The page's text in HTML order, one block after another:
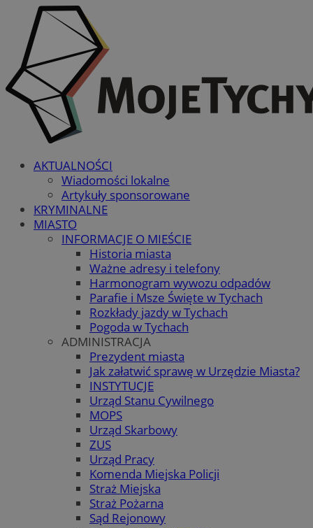
AKTUALNOŚCI
Wiadomości lokalne
Artykuły sponsorowane
KRYMINALNE
MIASTO
INFORMACJE O MIEŚCIE
Historia miasta
Ważne adresy i telefony
Harmonogram wywozu odpadów
Parafie i Msze Święte w Tychach
Rozkłady jazdy w Tychach
Pogoda w Tychach
ADMINISTRACJA
Prezydent miasta
Jak załatwić sprawę w Urzędzie Miasta?
INSTYTUCJE
Urząd Stanu Cywilnego
MOPS
Urząd Skarbowy
ZUS
Urząd Pracy
Komenda Miejska Policji
Straż Miejska
Straż Pożarna
Sąd Rejonowy